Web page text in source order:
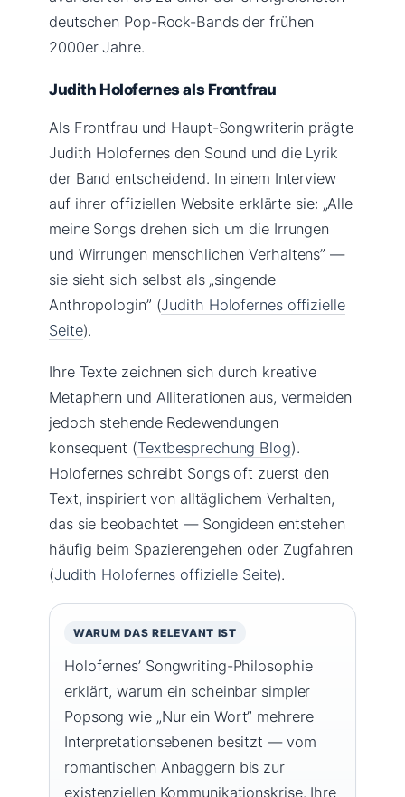
deutschen Pop-Rock-Bands der frühen
2000er Jahre.
Judith Holofernes als Frontfrau
Als Frontfrau und Haupt-Songwriterin prägte
Judith Holofernes den Sound und die Lyrik
der Band entscheidend. In einem Interview
auf ihrer offiziellen Website erklärte sie: „Alle
meine Songs drehen sich um die Irrungen
und Wirrungen menschlichen Verhaltens” —
sie sieht sich selbst als „singende
Anthropologin” (Judith Holofernes offizielle
Seite).
Ihre Texte zeichnen sich durch kreative
Metaphern und Alliterationen aus, vermeiden
jedoch stehende Redewendungen
konsequent (Textbesprechung Blog).
Holofernes schreibt Songs oft zuerst den
Text, inspiriert von alltäglichem Verhalten,
das sie beobachtet — Songideen entstehen
häufig beim Spazierengehen oder Zugfahren
(Judith Holofernes offizielle Seite).
WARUM DAS RELEVANT IST
Holofernes’ Songwriting-Philosophie
erklärt, warum ein scheinbar simpler
Popsong wie „Nur ein Wort” mehrere
Interpretationsebenen besitzt — vom
romantischen Anbaggern bis zur
existenziellen Kommunikationskrise. Ihre